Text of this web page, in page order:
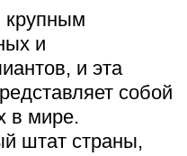
крупным
и
и эта
собой
в мире.
штат страны,